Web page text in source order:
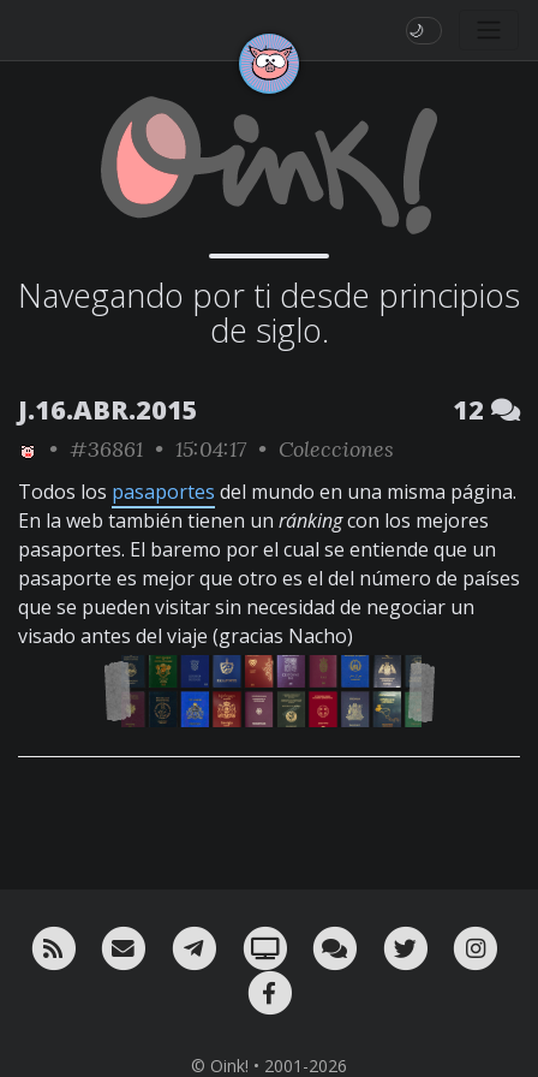
🌙
Navegando por ti desde principios
de siglo.
J.16.ABR.2015 12
• #36861 • 15:04:17 • Colecciones
Todos los pasaportes del mundo en una misma página.
En la web también tienen un ránkingcon los mejores
pasaportes. El baremo por el cual se entiende que un
pasaporte es mejor que otro es el del número de países
que se pueden visitar sin necesidad de negociar un
visado antes del viaje (gracias Nacho)
RSS ¡Mándame un email!¡Nuestro canal en Telegram!
Oink! TV Charla con nosotros
Twitter
© Oink! • 2001-2026